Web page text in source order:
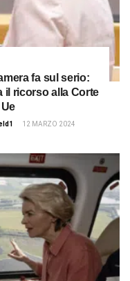
fa sul serio:
il ricorso alla Corte
12 MARZO 2024